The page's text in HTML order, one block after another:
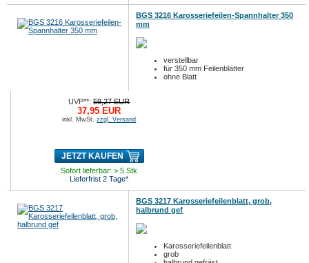
BGS 3216 Karosseriefeilen-Spannhalter 350
mm
verstellbar
für 350 mm Feilenblätter
ohne Blatt
UVP**:59,27 EUR
37,95 EUR
inkl. MwSt.zzgl. Versand
JETZT KAUFEN
Sofort lieferbar: > 5 Stk
Lieferfrist 2 Tage*
BGS 3217 Karosseriefeilenblatt, grob,
halbrund gef
Karosseriefeilenblatt
grob